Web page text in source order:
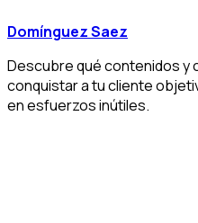
Domínguez Saez
Descubre qué contenidos y
conquistar a tu cliente
en esfuerzos inútiles.